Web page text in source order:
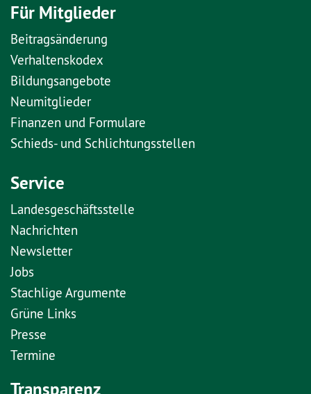
Für Mitglieder
Beitragsänderung
Verhaltenskodex
Bildungsangebote
Neumitglieder
Finanzen und Formulare
Schieds- und Schlichtungsstellen
Service
Landesgeschäftsstelle
Nachrichten
Newsletter
Jobs
Stachlige Argumente
Grüne Links
Presse
Termine
Transparenz